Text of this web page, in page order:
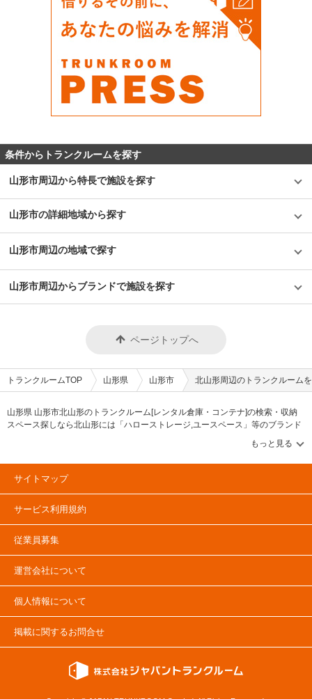
条件からトランクルームを探す
山形市周辺から特長で施設を探す
山形市の詳細地域から探す
山形市周辺の地域で探す
山形市周辺からブランドで施設を探す
ページトップへ
トランクルームTOP 山形県 山形市 北山形周辺のトランクルーム
山形県 山形市北山形のトランクルーム[レンタル倉庫・コンテナ]の検索・収納
スペース探しなら北山形には「ハローストレージ,ユースペース」等のブランド
が掲載されています。借りたい地域から探して、広さ・料金[賃料]・セキュリテ
ィ・空調完備・24時間出し入れ可能などの希望条件で絞込み！豊富な物件数か
ら様々な方法でご希望の収納スペースを簡単に探せるトランクルーム情報サイ
トです。北山形で気になるトランクルームを見つけたら、メールか電話でお問
サイトマップ
サービス利用規約
従業員募集
運営会社について
個人情報について
掲載に関するお問合せ